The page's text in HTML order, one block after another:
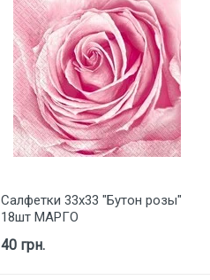
Салфетки 33х33 "Бутон розы"
18шт МАРГО
40 грн.